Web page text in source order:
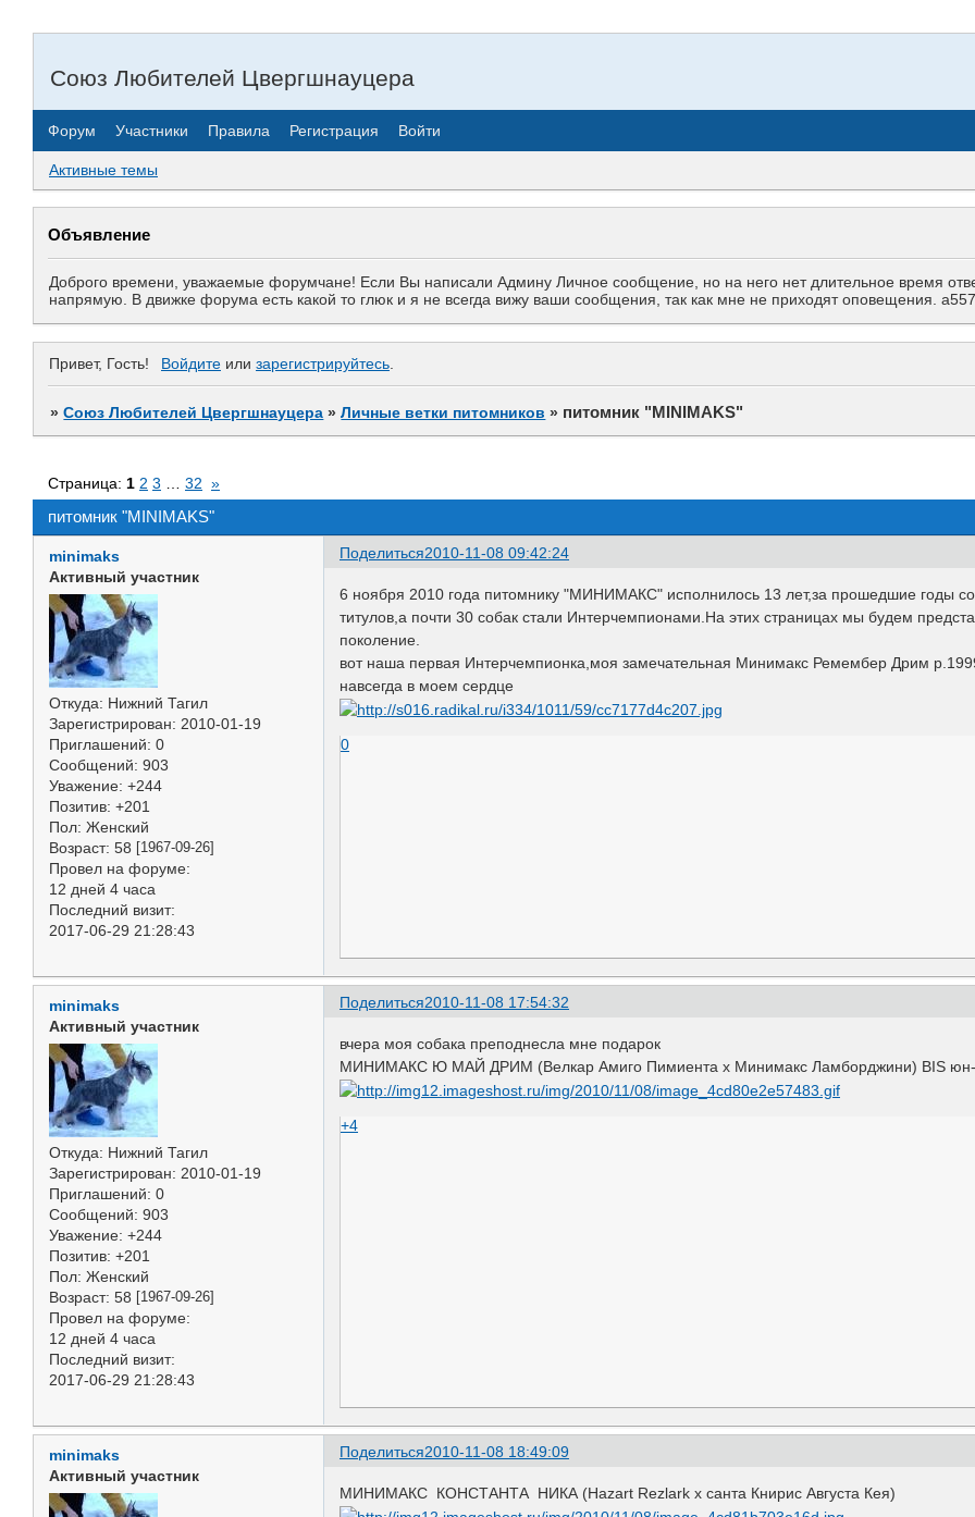
Союз Любителей Цвергшнауцера
Форум Участники Правила Регистрация Войти
Активные темы
Объявление
Доброго времени, уважаемые форумчане! Если Вы написали Админу Личное сообщение, но на него нет длительное время
напрямую. В движке форума есть какой то глюк и я не всегда вижу ваши сообщения, так как мне не приходят оповещения.
Привет, Гость! Войдите или зарегистрируйтесь.
»Союз Любителей Цвергшнауцера »Личные ветки питомников » питомник "MINIMAKS"
питомник "MINIMAKS"
Страница: 1 2 3 32 »
Поделиться2010-11-08 09:42:24
minimaks
Активный участник
Откуда: Нижний Тагил
Зарегистрирован: 2010-01-19
Приглашений: 0
Сообщений: 903
Уважение: +244
Позитив: +201
Пол: Женский
Возраст: 58 [1967-09-26]
Провел на форуме:
12 дней 4 часа
Последний визит:
2017-06-29 21:28:43
6 ноября 2010 года питомнику "МИНИМАКС" исполнилось 13 лет,за прошедшие годы
титулов,а почти 30 собак стали Интерчемпионами.На этих страницах мы будем
поколение.
вот наша первая Интерчемпионка,моя замечательная Минимакс Ремембер Дрим
навсегда в моем сердце
0
Поделиться2010-11-08 17:54:32
minimaks
Активный участник
Откуда: Нижний Тагил
Зарегистрирован: 2010-01-19
Приглашений: 0
Сообщений: 903
Уважение: +244
Позитив: +201
Пол: Женский
Возраст: 58 [1967-09-26]
Провел на форуме:
12 дней 4 часа
Последний визит:
2017-06-29 21:28:43
вчера моя собака преподнесла мне подарок
МИНИМАКС Ю МАЙ ДРИМ (Велкар Амиго Пимиента х Минимакс Ламборджини) BIS юн-
+4
Поделиться2010-11-08 18:49:09
minimaks
Активный участник
МИНИМАКС КОНСТАНТА НИКА (Hazart Rezlark х санта Книрис Августа Кея)